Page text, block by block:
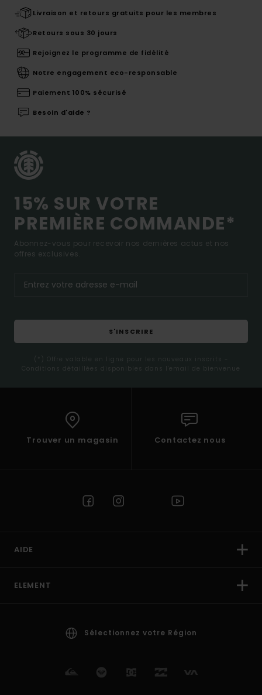
Livraison et retours gratuits pour les membres
Retours sous 30 jours
Rejoignez le programme de fidélité
Notre engagement eco-responsable
Paiement 100% sécurisé
Besoin d'aide ?
15% SUR VOTRE
PREMIÈRE COMMANDE*
Abonnez-vous pour recevoir nos dernières actus et nos
offres exclusives.
S'INSCRIRE
(*) Offre valable en ligne pour les nouveaux inscrits -
Conditions détaillées disponibles dans l'email de bienvenue
Trouver un magasin Contactez nous
AIDE
ELEMENT
Sélectionnez votre Région